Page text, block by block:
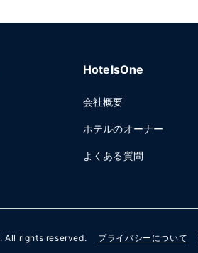
HotelsOne
会社概要
ホテルのオーナー
よくある質問
. All rights reserved. プライバシーについて